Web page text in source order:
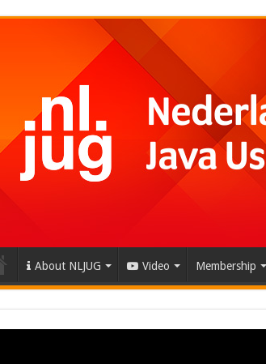
About NLJUG Video Membership